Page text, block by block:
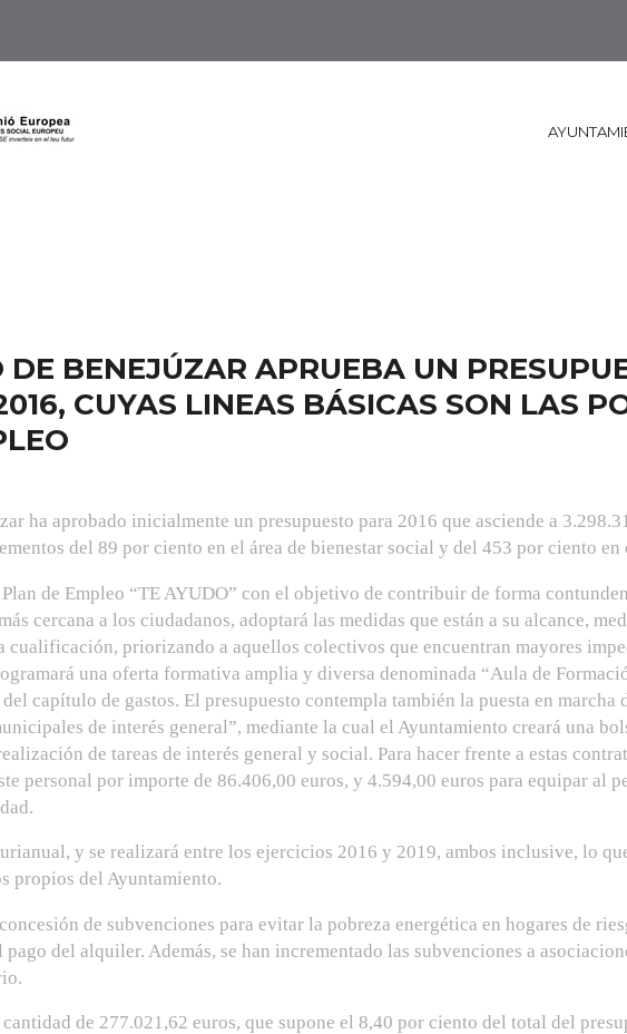
BENEJÚZAR APRUEBA UN
CUYAS LINEAS BÁSICAS SON LAS
ha aprobado inicialmente un presupuesto para 2016 que asciende a
del 89 por ciento en el área de bienestar social y del 453 por ciento
de Empleo “TE AYUDO” con el objetivo de contribuir de forma
cercana a los ciudadanos, adoptará las medidas que están a su alcance,
priorizando a aquellos colectivos que encuentran mayores
una oferta formativa amplia y diversa denominada “Aula de
capítulo de gastos. El presupuesto contempla también la puesta en marcha
de interés general”, mediante la cual el Ayuntamiento creará una
de tareas de interés general y social. Para hacer frente a estas
personal por importe de 86.406,00 euros, y 4.594,00 euros para equipar al
y se realizará entre los ejercicios 2016 y 2019, ambos inclusive, lo
propios del Ayuntamiento.
de subvenciones para evitar la pobreza energética en hogares de
del alquiler. Además, se han incrementado las subvenciones a
de 277.021,62 euros, que supone el 8,40 por ciento del total del